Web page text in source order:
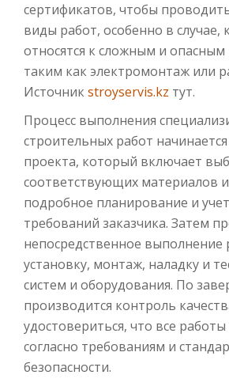
сертификатов, чтобы
виды работ, особенно в случае,
относятся к сложным и опасным
таким как электромонтаж или
Источник stroyservis.kz тут.
Процесс выполнения
строительных работ
проекта, который включает
соответствующих материалов
подробное планирование и
требований заказчика. Затем
непосредственное выполнение
установку, монтаж, наладку и
систем и оборудования. По
производится контроль
удостовериться, что все
согласно требованиям и
безопасности.